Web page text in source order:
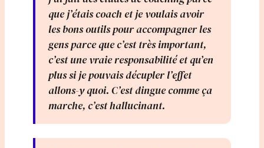
que j’étais coach et je voulais avoir
les bons outils pour accompagner les
gens parce que c’est très important,
c’est une vraie responsabilité et qu’en
plus si je pouvais décupler l’effet
allons-y quoi. C’est dingue comme ça
marche, c’est hallucinant.